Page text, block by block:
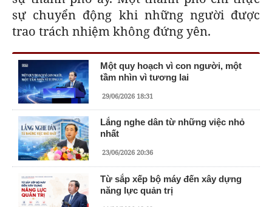
sự chuyển động khi những người được
trao trách nhiệm không đứng yên.
Một quy hoạch vì con người, một
tầm nhìn vì tương lai
29/06/2026 18:31
Lắng nghe dân từ những việc nhỏ
nhất
23/06/2026 20:36
Từ sắp xếp bộ máy đến xây dựng
năng lực quản trị